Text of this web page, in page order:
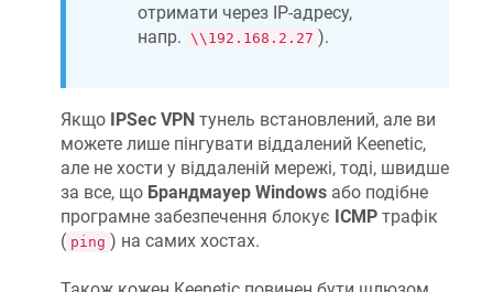
отримати через IP-адресу,
напр. \\192.168.2.27 ).
Якщо IPSec VPN тунель встановлений, але ви
можете лише пінгувати віддалений Keenetic,
але не хости у віддаленій мережі, тоді, швидше
за все, що Брандмауер Windows або подібне
програмне забезпечення блокує ICMP трафік
( ping ) на самих хостах.